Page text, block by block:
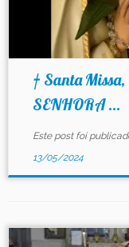
† Santa
SENHORA ...
Este post foi
13/05/2024